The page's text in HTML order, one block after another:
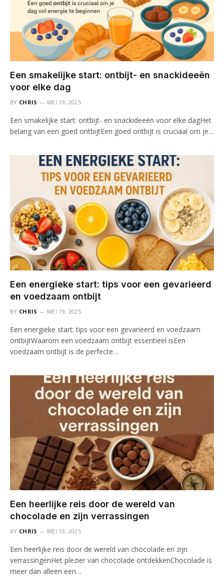
Een smakelijke start: ontbijt- en snackideeën
voor elke dag
BY CHRIS MEI 19, 2025
Een smakelijke start: ontbijt- en snackideeën voor elke dagHet
belang van een goed ontbijtEen goed ontbijt is cruciaal om je…
Een energieke start: tips voor een gevarieerd
en voedzaam ontbijt
BY CHRIS MEI 19, 2025
Een energieke start: tips voor een gevarieerd en voedzaam
ontbijtWaarom een voedzaam ontbijt essentieel isEen
voedzaam ontbijt is de perfecte…
Een heerlijke reis door de wereld van
chocolade en zijn verrassingen
BY CHRIS MEI 19, 2025
Een heerlijke reis door de wereld van chocolade en zijn
verrassingenHet plezier van chocolade ontdekkenChocolade is
meer dan alleen een…